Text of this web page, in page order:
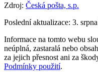
Zdroj: Česká pošta, s.p.
Poslední aktualizace: 3.
Informace na tomto webu
neúplná, zastaralá nebo
za jejich přesnost ani za
Podmínky použití.